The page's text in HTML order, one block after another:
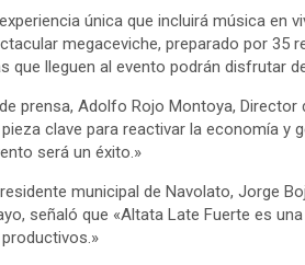
única que incluirá música en
megaceviche, preparado por 35
que lleguen al evento podrán disfrutar
prensa, Adolfo Rojo Montoya,
clave para reactivar la economía
será un éxito.»
municipal de Navolato, Jorge
señaló que «Altata Late Fuerte es